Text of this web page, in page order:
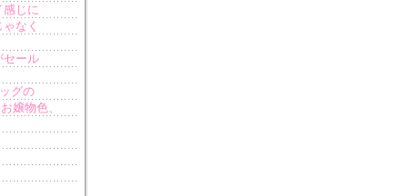
じに
なく
セール
グの
嬢物色、